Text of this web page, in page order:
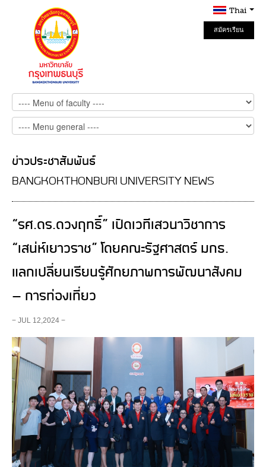
Thai
สมัครเรียน
Online
ข่าวประชาสัมพันธ์
BANGKOKTHONBURI UNIVERSITY NEWS
“รศ.ดร.ดวงฤทธิ์” เปิดเวทีเสวนาวิชาการ
“เสน่ห์เยาวราช” โดยคณะรัฐศาสตร์ มกธ.
แลกเปลี่ยนเรียนรู้ศักยภาพการพัฒนาสังคม
– การท่องเที่ยว
− JUL 12,2024 −